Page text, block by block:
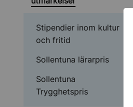
Stipendier inom kultur
och fritid
Sollentuna lärarpris
Sollentuna
Trygghetspris